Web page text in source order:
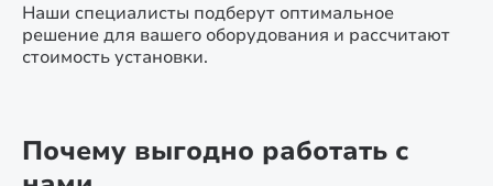
Наши специалисты подберут оптимальное
решение для вашего оборудования и рассчитают
стоимость установки.
Почему выгодно работать с